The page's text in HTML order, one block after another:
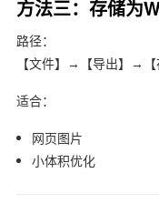
方法三：存储为
路径：
【文件】→【导出】→【
适合：
网页图片
小体积优化